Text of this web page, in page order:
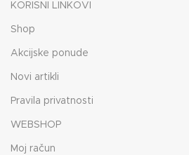
KORISNI LINKOVI
Shop
Akcijske ponude
Novi artikli
Pravila privatnosti
WEBSHOP
Moj račun